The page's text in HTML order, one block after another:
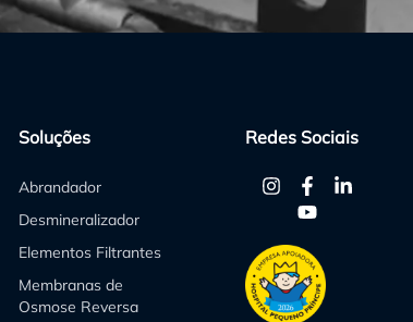
Filtro de areia
Filtro de areia tratamento
Filtro de carvão ativado
Filtro de carvão ativado
para tratamento de água
Filtro de membrana de
Filtro de membrana para
Soluções
Abrandador
Desmineralizador
Elementos Filtrantes
Membranas de
Osmose Reversa
Redes Sociais